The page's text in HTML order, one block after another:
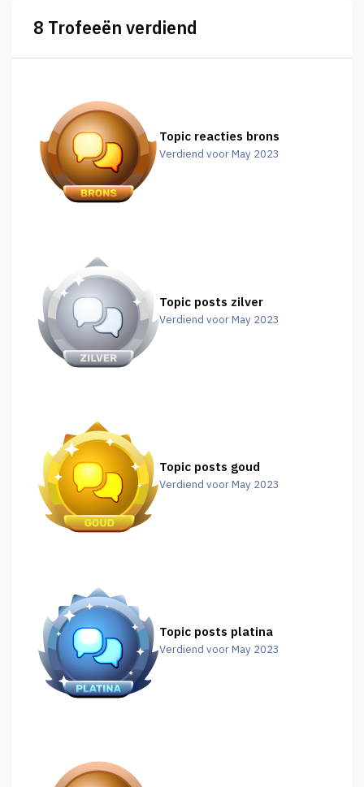
8 Trofeeën verdiend
Topic reacties brons
Verdiend voor May 2023
Topic posts zilver
Verdiend voor May 2023
Topic posts goud
Verdiend voor May 2023
Topic posts platina
Verdiend voor May 2023